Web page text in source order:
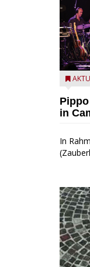
Pippo
in
In